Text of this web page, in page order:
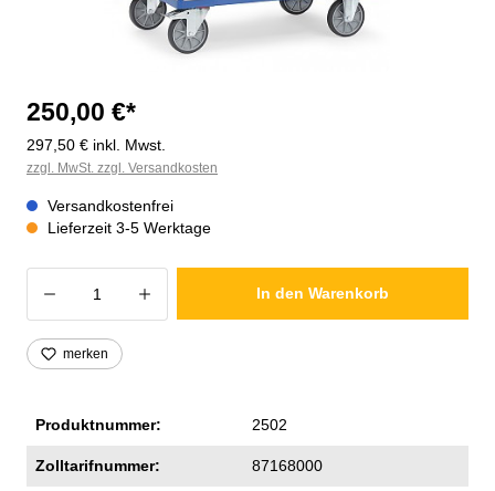
250,00 €*
297,50 € inkl. Mwst.
zzgl. MwSt. zzgl. Versandkosten
Versandkostenfrei
Lieferzeit 3-5 Werktage
Produkt Anzahl: Gib den gewünschten
In den Warenkorb
merken
Produktnummer: 2502
Zolltarifnummer: 87168000